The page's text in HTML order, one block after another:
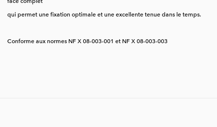
qui permet une fixation optimale et une excellente tenue dans le temps.
Conforme aux normes NF X 08-003-001 et NF X 08-003-003